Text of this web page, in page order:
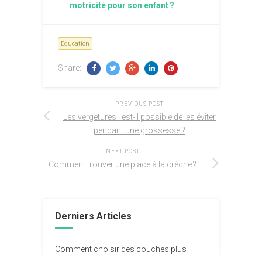
motricité pour son enfant ?
Education
Share:
PREVIOUS POST
Les vergetures : est-il possible de les éviter
pendant une grossesse ?
NEXT POST
Comment trouver une place à la crèche ?
Derniers Articles
Comment choisir des couches plus